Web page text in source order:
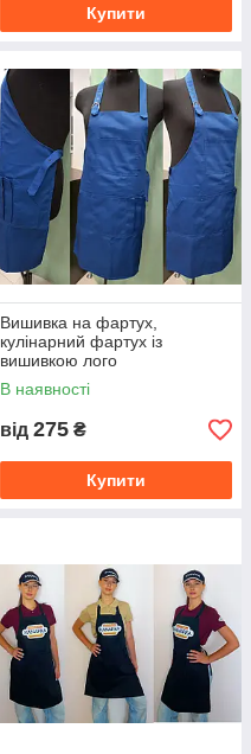
Купити
Вишивка на фартух,
кулінарний фартух із
вишивкою лого
В наявності
від 275 ₴
Купити